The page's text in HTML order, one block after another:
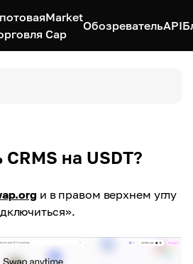
Market
Cap
ОбозревательAPI
на USDT?
и в правом верхнем углу